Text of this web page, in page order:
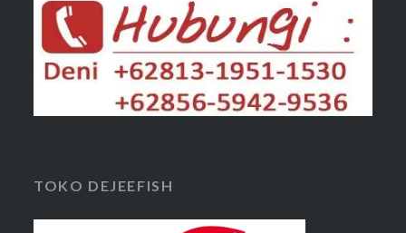
TOKO DEJEEFISH